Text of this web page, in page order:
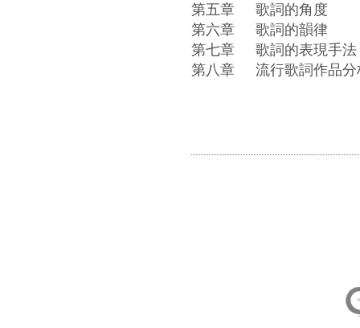
第五章
歌詞的角度
第六章
歌詞的韻律
第七章
歌詞的表現手法
第八章
流行歌詞作品分